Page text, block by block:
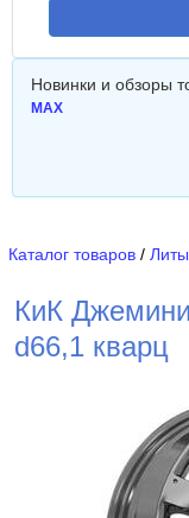
Новинки и обзоры
MAX
Каталог товаров /
КиК
d66,1 кварц